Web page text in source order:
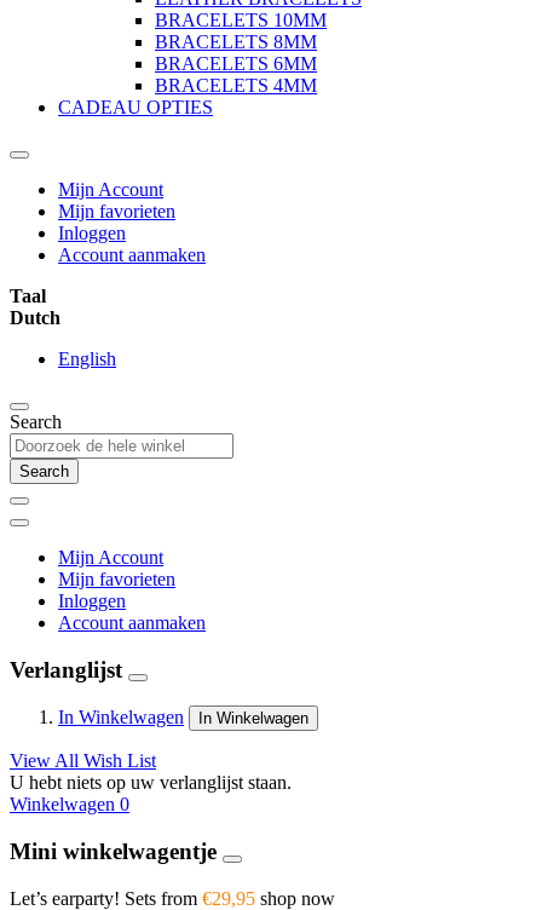
BRACELETS 10MM
BRACELETS 8MM
BRACELETS 6MM
BRACELETS 4MM
CADEAU OPTIES
Mijn Account
Mijn favorieten
Inloggen
Account aanmaken
Taal
Dutch
English
Search
Search
Mijn Account
Mijn favorieten
Inloggen
Account aanmaken
Verlanglijst
In Winkelwagen In Winkelwagen
View All Wish List
U hebt niets op uw verlanglijst staan.
Winkelwagen 0
Mini winkelwagentje
Let’s earparty! Sets from €29,95 shop now